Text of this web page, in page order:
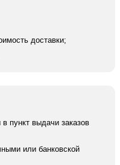
доставки;
пункт выдачи заказов
или банковской